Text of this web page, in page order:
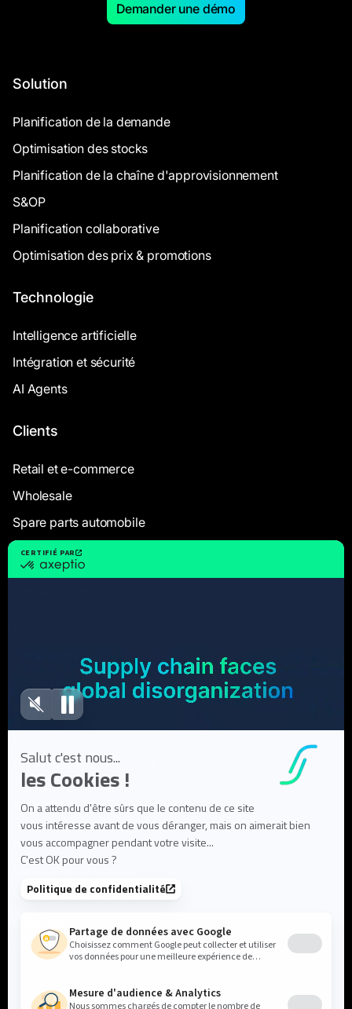
Demander une démo
Solution
Planification de la demande
Optimisation des stocks
Planification de la chaîne d'approvisionnement
S&OP
Planification collaborative
Optimisation des prix & promotions
Technologie
Intelligence artificielle
Intégration et sécurité
AI Agents
Clients
Retail et e-commerce
Wholesale
Spare parts automobile
Industriels
Livres Blancs
Webinaires
Articles de blog
Documentation utilisateur
À propos
Notre mission
Leadership et équipe
Partenaires et écosystème
Nous contacter